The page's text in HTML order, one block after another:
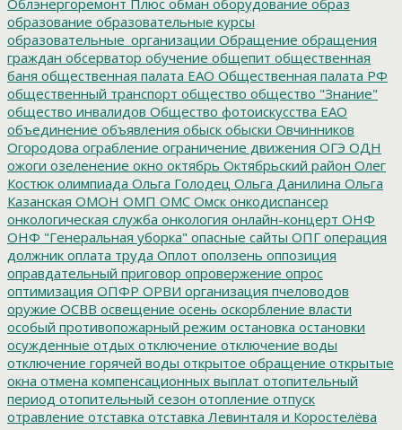
образование образовательные курсы
образовательные_организации Обращение обращения
граждан обсерватор обучение общепит общественная
баня общественная палата ЕАО Общественная палата РФ
общественный транспорт общество общество "Знание"
общество инвалидов Общество фотоискусства ЕАО
объединение объявления обыск обыски Овчинников
Огородова ограбление ограничение движения ОГЭ ОДН
ожоги озеленение окно октябрь Октябрьский район Олег
Костюк олимпиада Ольга Голодец Ольга Данилина Ольга
Казанская ОМОН ОМП ОМС Омск онкодиспансер
онкологическая служба онкология онлайн-концерт ОНФ
ОНФ "Генеральная уборка" опасные сайты ОПГ операция
должник оплата труда Оплот оползень оппозиция
оправдательный приговор опровержение опрос
оптимизация ОПФР ОРВИ организация пчеловодов
оружие ОСВВ освещение осень оскорбление власти
особый противопожарный режим остановка остановки
осужденные отдых отключение отключение воды
отключение горячей воды открытое обращение открытые
окна отмена компенсационных выплат отопительный
период отопительный сезон отопление отпуск
отравление отставка отставка Левинталя и Коростелёва